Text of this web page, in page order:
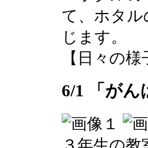
て、ホタ
じます。
【日々の
6/1 「がん